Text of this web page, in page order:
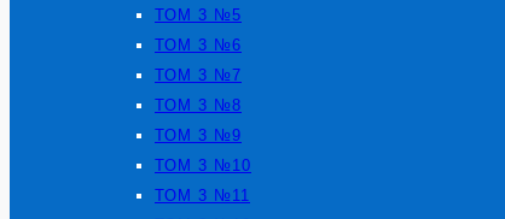
ТОМ 3 №5
ТОМ 3 №6
ТОМ 3 №7
ТОМ 3 №8
ТОМ 3 №9
ТОМ 3 №10
ТОМ 3 №11